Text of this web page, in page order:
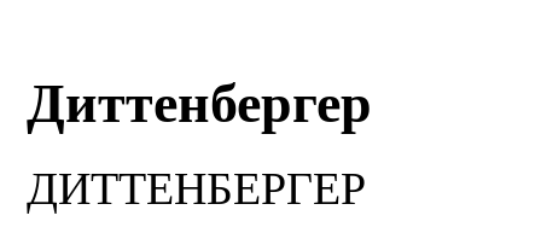
Диттенбергер
ДИТТЕНБЕРГЕР